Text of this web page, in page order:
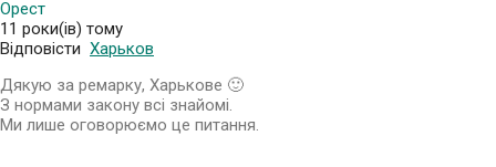
Орест
11 роки(ів) тому
Відповісти Харьков
Дякую за ремарку, Харькове 🙂
З нормами закону всі знайомі.
Ми лише оговорюємо це питання.